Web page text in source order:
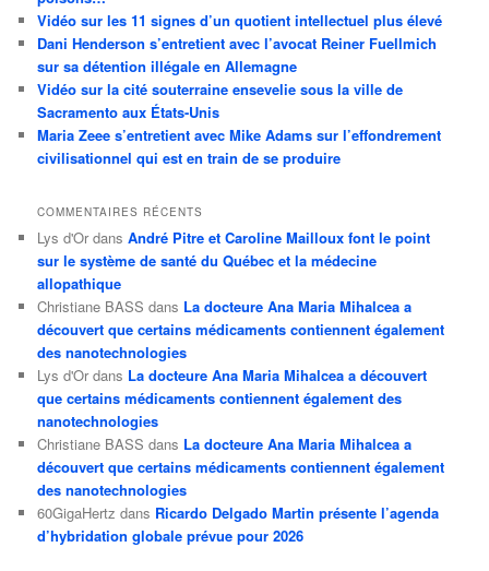
Vidéo sur les 11 signes d’un quotient intellectuel plus élevé
Dani Henderson s’entretient avec l’avocat Reiner Fuellmich
sur sa détention illégale en Allemagne
Vidéo sur la cité souterraine ensevelie sous la ville de
Sacramento aux États-Unis
Maria Zeee s’entretient avec Mike Adams sur l’effondrement
civilisationnel qui est en train de se produire
COMMENTAIRES RÉCENTS
Lys d'Or dansAndré Pitre et Caroline Mailloux font le point
sur le système de santé du Québec et la médecine
allopathique
Christiane BASS dans La docteure Ana Maria Mihalcea a
découvert que certains médicaments contiennent également
des nanotechnologies
Lys d'Or dans La docteure Ana Maria Mihalcea a découvert
que certains médicaments contiennent également des
nanotechnologies
Christiane BASS dans La docteure Ana Maria Mihalcea a
découvert que certains médicaments contiennent également
des nanotechnologies
60GigaHertz dans Ricardo Delgado Martin présente l’agenda
d’hybridation globale prévue pour 2026